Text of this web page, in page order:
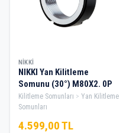
NIKKI
NIKKI Yan Kilitleme
Somunu (30°) M80X2. 0P
Kilitleme Somunları
Yan Kilitleme
Somunları
4.599,00 TL